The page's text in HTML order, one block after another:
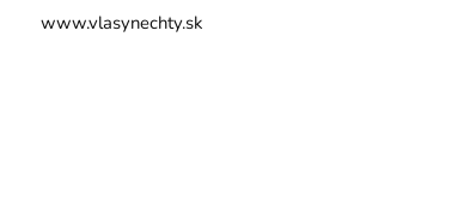
www.vlasynechty.sk